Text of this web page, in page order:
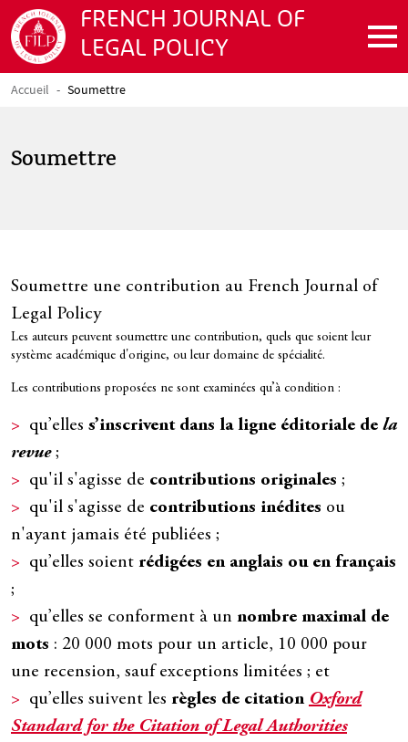
Aller au contenu principal
FRENCH JOURNAL OF
LEGAL POLICY
Fil d'Ariane
Accueil Soumettre
Soumettre
Soumettre une contribution au French Journal of
Legal Policy
Texte
Les auteurs peuvent soumettre une contribution, quels que soient leur
système académique d'origine, ou leur domaine de spécialité.
Les contributions proposées ne sont examinées qu’à condition :
qu’elles s’inscrivent dans la ligne éditoriale de la
revue;
qu'il s'agisse de contributions originales ;
qu'il s'agisse de contributions inédites ou
n'ayant jamais été publiées ;
qu’elles soient rédigées en anglais ou en français
;
qu’elles se conforment à un nombre maximal de
mots : 20 000 mots pour un article, 10 000 pour
une recension, sauf exceptions limitées ; et
qu’elles suivent les règles de citation Oxford
Standard for the Citation of Legal Authorities